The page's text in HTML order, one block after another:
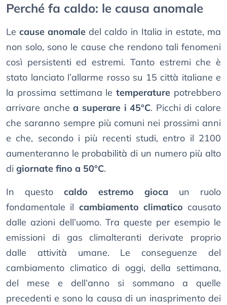
Perché fa caldo: le causa anomale
Lecause anomale del caldo in Italia in estate, ma
non solo, sono le cause che rendono tali fenomeni
così persistenti ed estremi. Tanto estremi che è
stato lanciato l’allarme rosso su 15 città italiane e
la prossima settimana letemperature potrebbero
arrivare anchea superare i 45°C. Picchi di calore
che saranno sempre più comuni nei prossimi anni
e che, secondo i più recenti studi, entro il 2100
aumenteranno le probabilità di un numero più alto
di giornate fino a 50°C.
In questo caldo estremo gioca un ruolo
fondamentale il cambiamento climatico causato
dalle azioni dell’uomo. Tra queste per esempio le
emissioni di gas climalteranti derivate proprio
dalle attività umane. Le conseguenze del
cambiamento climatico di oggi, della settimana,
del mese e dell’anno si sommano a quelle
precedenti e sono la causa di un inasprimento dei